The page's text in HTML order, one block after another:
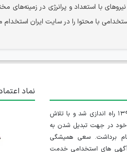
با استعداد و پرانرژی در
با محتوا را در سایت ایران استخدام
سایت ایران استخدام در تاریخ ۱۳۹۱/۱/۱۰ راه اندازی شد و با تلاش
خود در جهت تبدیل شدن به
برداشت. سعی همیشگی
آگهی های استخدامی خدمت
نماد